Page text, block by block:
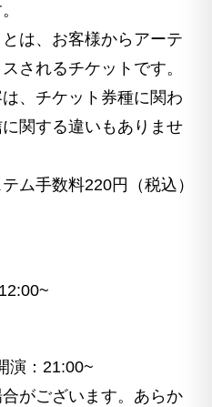
は、お客様からアーテ
されるチケットです。
、チケット券種に関わ
関する違いもありませ
ム手数料220円（税込）
演：21:00~
がございます。あらか